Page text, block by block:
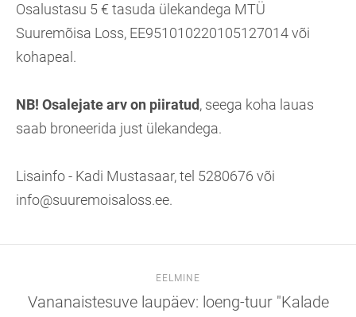
Osalustasu 5 € tasuda ülekandega MTÜ
Suuremõisa Loss, EE951010220105127014 või
kohapeal.
NB! Osalejate arv on piiratud, seega koha lauas
saab broneerida just ülekandega.
Lisainfo - Kadi Mustasaar, tel 5280676 või
info@suuremoisaloss.ee.
EELMINE
Vananaistesuve laupäev: loeng-tuur "Kalade